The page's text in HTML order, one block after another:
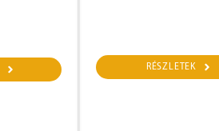
RÉSZLETEK